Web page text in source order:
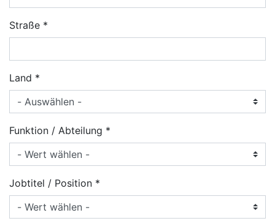
Straße
Land
Funktion / Abteilung
Jobtitel / Position